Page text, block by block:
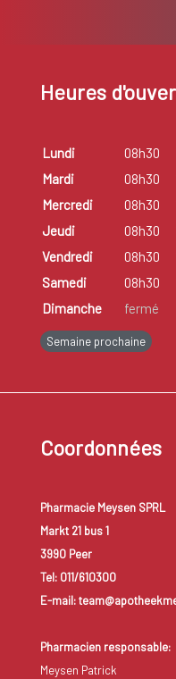
Heures
Lundi 08h30
Mardi
08h30
Mercredi
08h30
Jeudi
08h30
Vendredi
08h30
Samedi
08h30
Dimanche
fermé
Semaine prochaine
Coordonnées
Pharmacie Meysen SPRL
Markt 21 bus 1
3990 Peer
Tel: 011/610300
E-mail:
Pharmacien responsable:
Meysen Patrick